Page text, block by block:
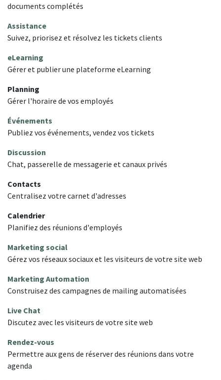
documents complétés
Assistance
Suivez, priorisez et résolvez les tickets clients
eLearning
Gérer et publier une plateforme eLearning
Planning
Gérer l'horaire de vos employés
Événements
Publiez vos événements, vendez vos tickets
Discussion
Chat, passerelle de messagerie et canaux privés
Contacts
Centralisez votre carnet d'adresses
Calendrier
Planifiez des réunions d'employés
Marketing social
Gérez vos réseaux sociaux et les visiteurs de votre site web
Marketing Automation
Construisez des campagnes de mailing automatisées
Live Chat
Discutez avec les visiteurs de votre site web
Rendez-vous
Permettre aux gens de réserver des réunions dans votre
agenda